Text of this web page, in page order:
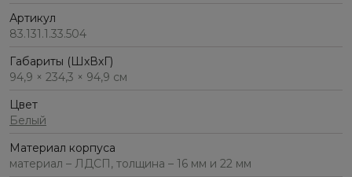
Артикул
83.131.1.33.504
Габариты (ШхВхГ)
94,9 × 234,3 × 94,9 см
Цвет
Белый
Материал корпуса
материал – ЛДСП, толщина – 16 мм и 22 мм